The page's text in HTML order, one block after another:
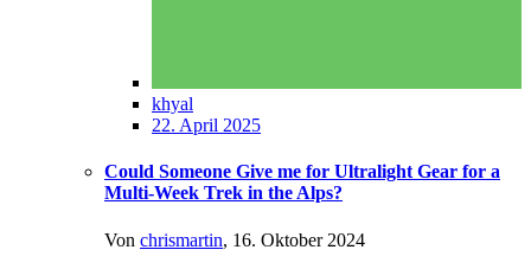
khyal
22. April 2025
Could Someone Give me for Ultralight Gear for a
Multi-Week Trek in the Alps?
Von chrismartin, 16. Oktober 2024